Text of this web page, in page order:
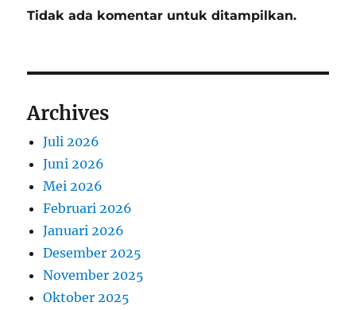
Tidak ada komentar untuk ditampilkan.
Archives
Juli 2026
Juni 2026
Mei 2026
Februari 2026
Januari 2026
Desember 2025
November 2025
Oktober 2025